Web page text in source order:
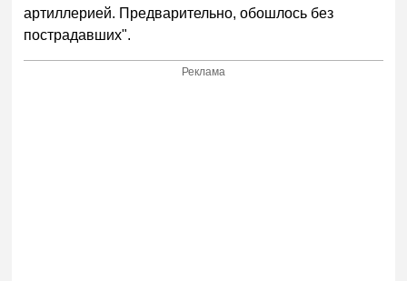
артиллерией. Предварительно, обошлось без
пострадавших".
Реклама